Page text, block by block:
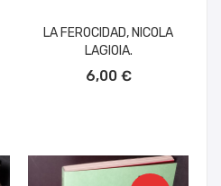
LA FEROCIDAD, NICOLA
LAGIOIA.
6,00 €